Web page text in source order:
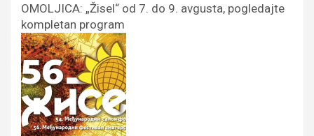
OMOLJICA: „Žisel“ od 7. do 9. avgusta, pogledajte
kompletan program